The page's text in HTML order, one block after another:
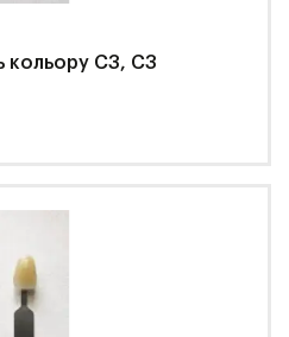
кольору C3, C3